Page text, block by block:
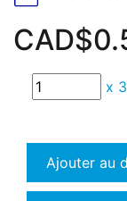
x
Ajouter au